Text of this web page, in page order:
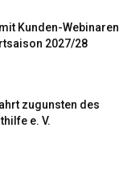
Kunden-Webinaren
2027/28
zugunsten des
e. V.